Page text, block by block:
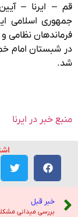
جمهوری اسلامی
فرماندهان نظامی
در شبستان امام
شد.
منبع خبر در ایرنا
خبر قبل